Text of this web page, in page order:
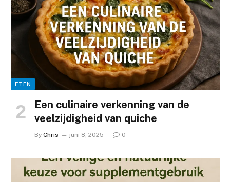
ETEN
Een culinaire verkenning van de
veelzijdigheid van quiche
By Chris juni 8, 2025 0